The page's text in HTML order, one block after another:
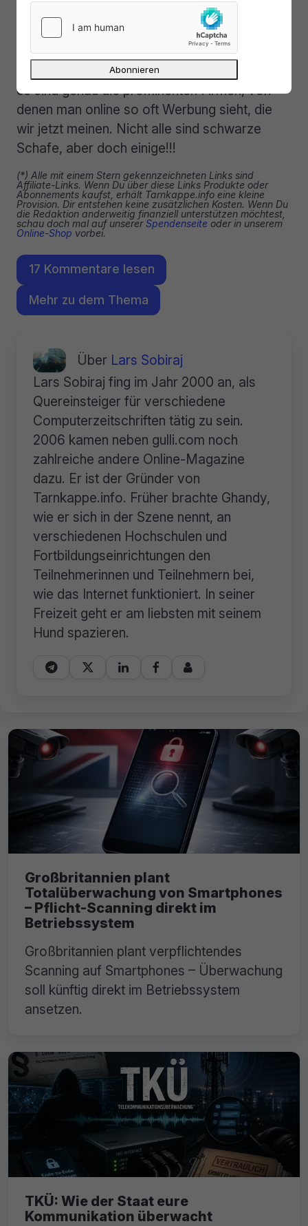
Im Gegenteil. Es ärgert uns sehr, wie andere
Anbieter neue Kunden mit Niedrigpreisen
anlocken, um sie später abzuzocken. Und ja,
es sind genau die prominenten Firmen, von
denen man online so oft Werbung sieht, die
wir jetzt meinen. Nicht alle sind schwarze
Schafe, aber doch einige!!!
(*) Alle mit einem Stern gekennzeichneten Links sind
Affiliate-Links. Wenn Du über diese Links Produkte oder
Abonnements kaufst, erhält Tarnkappe.info eine kleine
Provision. Dir entstehen keine zusätzlichen Kosten. Wenn Du
die Redaktion anderweitig finanziell unterstützen möchtest,
schau doch mal auf unsererSpendenseite oder in unserem
Online-Shop vorbei.
17 Kommentare lesen
Mehr zu dem Thema
Über Lars Sobiraj
Lars Sobiraj fing im Jahr 2000 an, als
Quereinsteiger für verschiedene
Computerzeitschriften tätig zu sein.
2006 kamen neben gulli.com noch
zahlreiche andere Online-Magazine
dazu. Er ist der Gründer von
Tarnkappe.info. Früher brachte Ghandy,
wie er sich in der Szene nennt, an
verschiedenen Hochschulen und
Fortbildungseinrichtungen den
Teilnehmerinnen und Teilnehmern bei,
wie das Internet funktioniert. In seiner
Freizeit geht er am liebsten mit seinem
Hund spazieren.
    
Großbritannien plant
Totalüberwachung von Smartphones
– Pflicht-Scanning direkt im
Betriebssystem
Großbritannien plant verpflichtendes
Scanning auf Smartphones – Überwachung
soll künftig direkt im Betriebssystem
ansetzen.
TKÜ: Wie der Staat eure
Kommunikation überwacht